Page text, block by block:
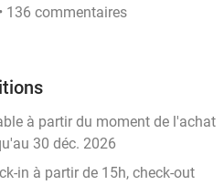
136 commentaires
à partir du moment de l'achat
30 déc. 2026
in à partir de 15h, check-out